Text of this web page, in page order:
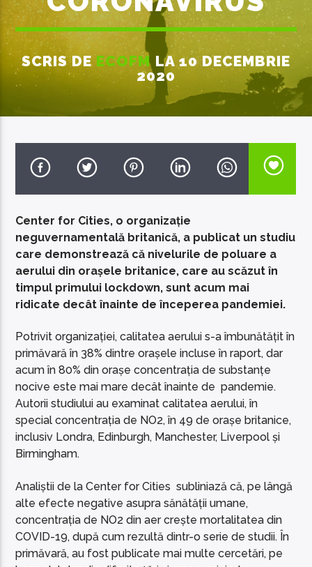
EcoFM Chisinau
SCRIS DEECOFMLA 10 DECEMBRIE
2020
Center for Cities, o organizație
neguvernamentală britanică, a publicat un studiu
care demonstrează că nivelurile de poluare a
aerului din orașele britanice, care au scăzut în
timpul primului lockdown, sunt acum mai
ridicate decât înainte de începerea pandemiei.
Potrivit organizației, calitatea aerului s-a îmbunătățit în
primăvară în 38% dintre orașele incluse în raport, dar
acum în 80% din orașe concentrația de substanțe
nocive este mai mare decât înainte de pandemie.
Autorii studiului au examinat calitatea aerului, în
special concentrația de NO2, în 49 de orașe britanice,
inclusiv Londra, Edinburgh, Manchester, Liverpool și
Birmingham.
Analiștii de la Center for Cities subliniază că, pe lângă
alte efecte negative asupra sănătății umane,
concentrația de NO2 din aer crește mortalitatea din
COVID-19, după cum rezultă dintr-o serie de studii. În
primăvară, au fost publicate mai multe cercetări, pe